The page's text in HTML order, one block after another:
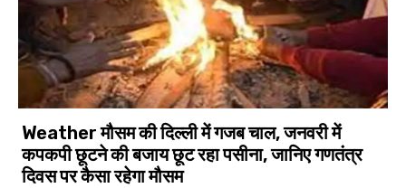
Weather मौसम की दिल्ली में गजब चाल, जनवरी में
कपकपी छूटने की बजाय छूट रहा पसीना, जानिए गणतंत्र
दिवस पर कैसा रहेगा मौसम